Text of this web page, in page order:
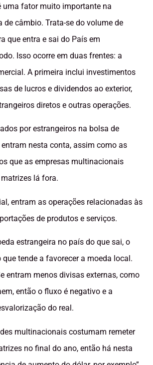
uma fator muito importante na
de câmbio. Trata-se do volume de
que entra e sai do País em
Isso ocorre em duas frentes: a
A primeira inclui investimentos
de lucros e dividendos ao exterior,
diretos e outras operações.
por estrangeiros na bolsa de
nesta conta, assim como as
que as empresas multinacionais
lá fora.
entram as operações relacionadas às
de produtos e serviços.
estrangeira no país do que sai, o
tende a favorecer a moeda local.
entram menos divisas externas, como
então o fluxo é negativo e a
do real.
multinacionais costumam remeter
no final do ano, então há nesta